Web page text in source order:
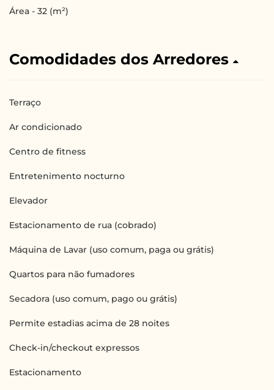
Área - 32 (m²)
Comodidades dos Arredores
Terraço
Ar condicionado
Centro de fitness
Entretenimento nocturno
Elevador
Estacionamento de rua (cobrado)
Máquina de Lavar (uso comum, paga ou grátis)
Quartos para não fumadores
Secadora (uso comum, pago ou grátis)
Permite estadias acima de 28 noites
Check-in/checkout expressos
Estacionamento